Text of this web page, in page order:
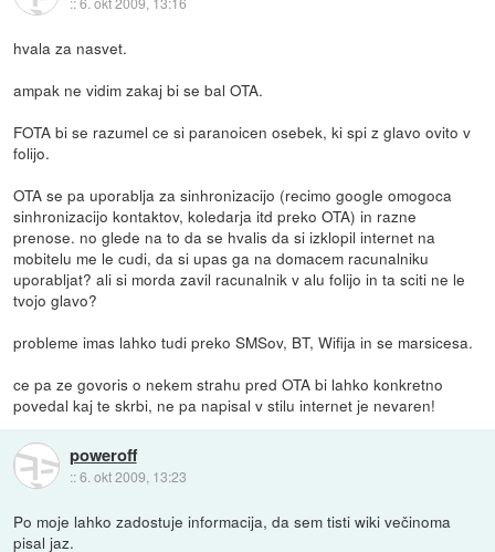
hvala za nasvet.
ampak ne vidim zakaj bi se bal OTA.
FOTA bi se razumel ce si paranoicen osebek, ki spi z glavo ovito v
folijo.
OTA se pa uporablja za sinhronizacijo (recimo google omogoca
sinhronizacijo kontaktov, koledarja itd preko OTA) in razne
prenose. no glede na to da se hvalis da si izklopil internet na
mobitelu me le cudi, da si upas ga na domacem racunalniku
uporabljat? ali si morda zavil racunalnik v alu folijo in ta sciti ne le
tvojo glavo?
probleme imas lahko tudi preko SMSov, BT, Wifija in se marsicesa.
ce pa ze govoris o nekem strahu pred OTA bi lahko konkretno
povedal kaj te skrbi, ne pa napisal v stilu internet je nevaren!
poweroff
::6. okt 2009, 13:23
Po moje lahko zadostuje informacija, da sem tisti wiki večinoma
pisal jaz.